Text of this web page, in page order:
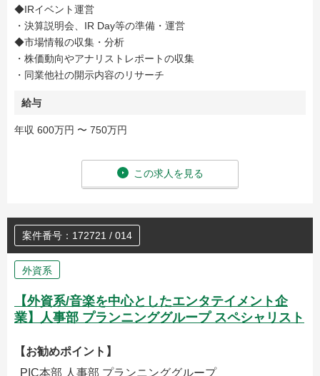
◆IRイベント運営
・決算説明会、IR Day等の準備・運営
◆市場情報の収集・分析
・株価動向やアナリストレポートの収集
・同業他社の開示内容のリサーチ
給与
年収 600万円 〜 750万円
この求人を見る
案件番号：172721 / 014
外資系
【外資系/音楽を中心としたエンタテイメント企
業】人事部 プランニンググループ スペシャリスト
【お勧めポイント】
PIC本部 人事部 プランニンググループ